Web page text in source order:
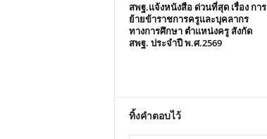
สพฐ.แจ้งหนังสือ ด่วนที่สุด เรื่อง การ
ย้ายข้าราชการครูและบุคลากร
ทางการศึกษา ตำแหน่งครู สังกัด
สพฐ. ประจำปี พ.ศ.2569
ทิ้งคำตอบไว้